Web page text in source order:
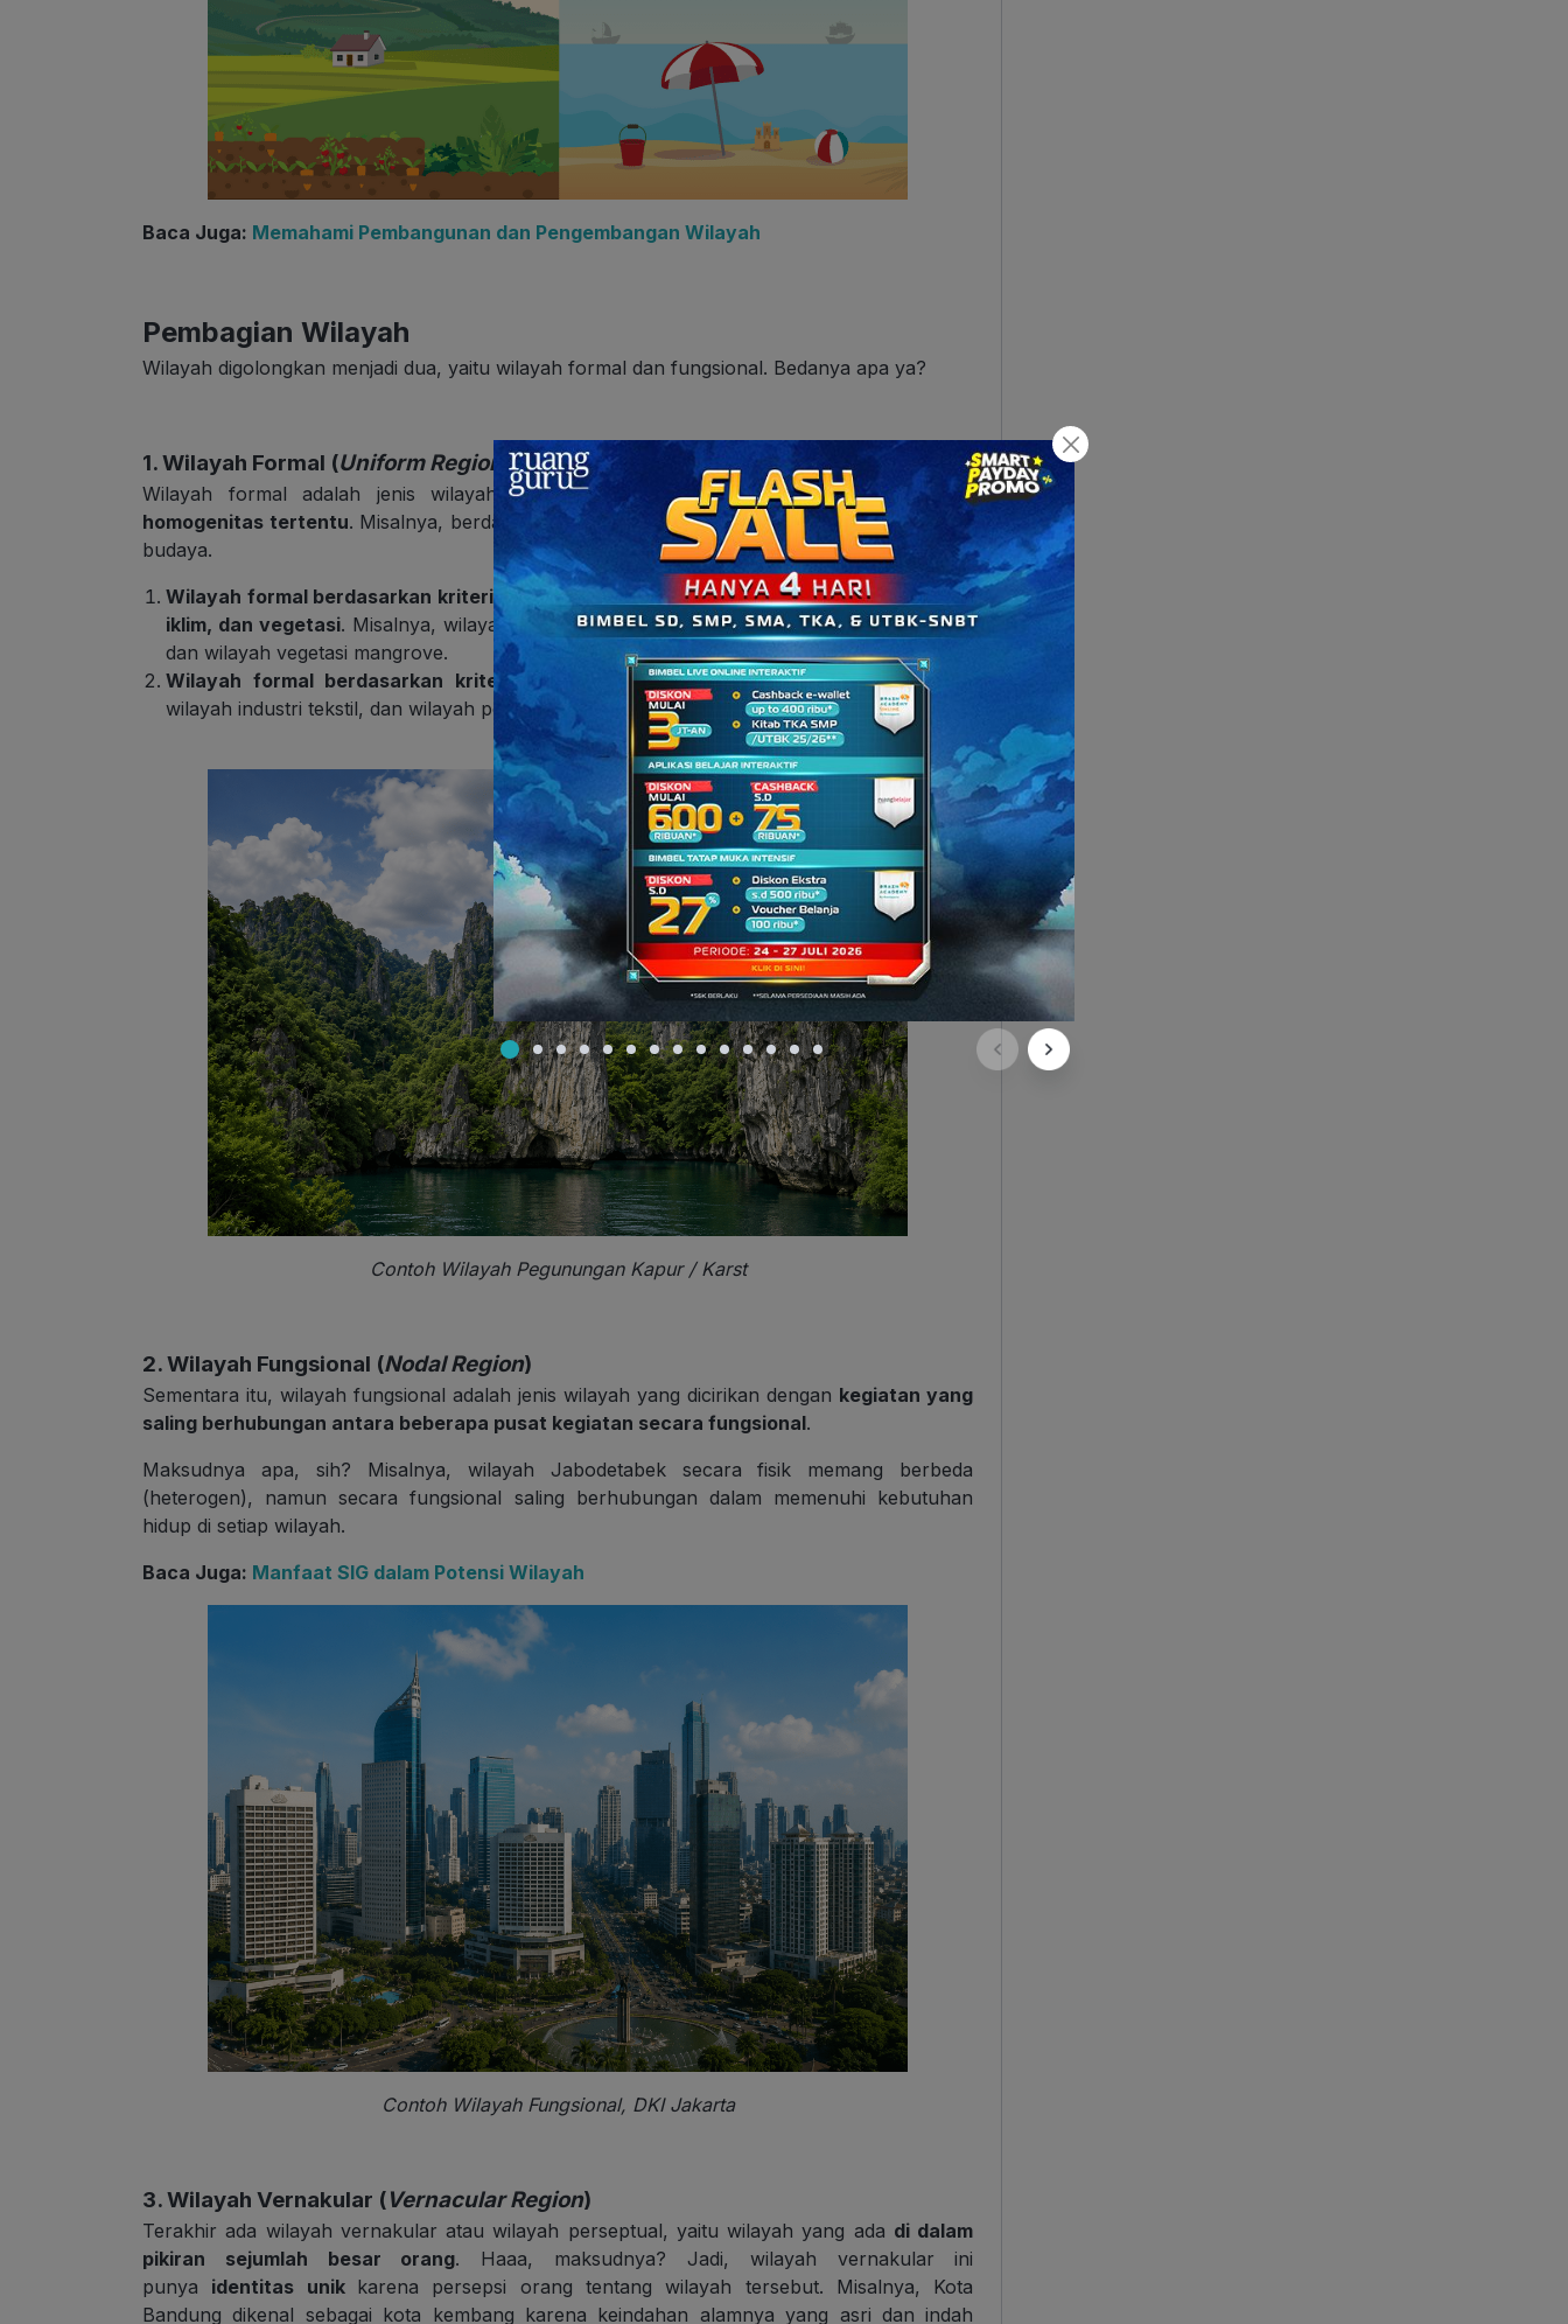
Baca Juga: Memahami Pembangunan dan Pengembangan Wilayah
Pembagian Wilayah
Wilayah digolongkan menjadi dua, yaitu wilayah formal dan fungsional. Bedanya apa ya?
1. Wilayah Formal (Uniform Region )
Wilayah formal adalah jenis wilayah yang dicirikan berdasarkankeseragaman atau
homogenitas tertentu. Misalnya, berdasarkan kriteria fisik atau alam, maupun kriteria sosial
budaya.
Wilayah formal berdasarkan kriteria fisik dilihat darikesamaan topografi, jenis batuan,
iklim, dan vegetasi. Misalnya, wilayah pegunungan kapur (karst), wilayah beriklim dingin,
dan wilayah vegetasi mangrove.
Wilayah formal berdasarkan kriteria sosial budaya, misalnya wilayah suku Banjar,
wilayah industri tekstil, dan wilayah pertanian sawah basah.
Contoh Wilayah Pegunungan Kapur / Karst
2. Wilayah Fungsional (Nodal Region)
Sementara itu, wilayah fungsional adalah jenis wilayah yang dicirikan dengan kegiatan yang
saling berhubungan antara beberapa pusat kegiatan secara fungsional.
Maksudnya apa, sih? Misalnya, wilayah Jabodetabek secara fisik memang berbeda
(heterogen), namun secara fungsional saling berhubungan dalam memenuhi kebutuhan
hidup di setiap wilayah.
Baca Juga: Manfaat SIG dalam Potensi Wilayah
Contoh Wilayah Fungsional, DKI Jakarta
3. Wilayah Vernakular (Vernacular Region)
Terakhir ada wilayah vernakular atau wilayah perseptual, yaitu wilayah yang ada di dalam
pikiran sejumlah besar orang. Haaa, maksudnya? Jadi, wilayah vernakular ini
punya identitas unik karena persepsi orang tentang wilayah tersebut. Misalnya, Kota
Bandung dikenal sebagai kota kembang karena keindahan alamnya yang asri dan indah